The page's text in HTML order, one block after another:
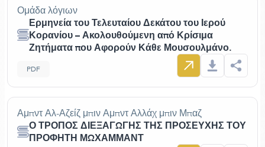
Ομάδα λόγιων
Ερμηνεία του Τελευταίου Δεκάτου του Ιερού
Κορανίου – Ακολουθούμενη από Κρίσιμα
Ζητήματα που Αφορούν Κάθε Μουσουλμάνο.
PDF
Αμπντ Αλ-Αζείζ μπιν Αμπντ Αλλάχ μπιν Μπαζ
Ο ΤΡΟΠΟΣ ΔΙΕΞΑΓΩΓΗΣ ΤΗΣ ΠΡΟΣΕΥΧΗΣ ΤΟΥ
ΠΡΟΦΗΤΗ ΜΩΧΑΜΜΑΝΤ